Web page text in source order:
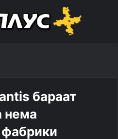
бараат
нема